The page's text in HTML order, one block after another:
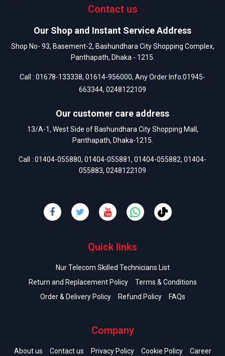
Contact us
Our Shop and Instant Service Address
Shop No- 93, Basement-2, Bashundhara City Shopping Complex,
Panthapath, Dhaka - 1215.
Call : 01678-133338, 01614-956000, Any Order Info:01945-
663344, 0248122109
Our customer care address
13/A-1, West Side of Bashundhara City Shopping Mall,
Panthapath, Dhaka-1215.
Call : 01404-055880, 01404-055881, 01404-055882, 01404-
055883, 0248122109
Quick links
Nur Telecom Skilled Technicians List
Return and Replacement Policy
Terms & Conditions
Order & Delivery Policy
Refund Policy FAQs
Company
About us Contact us Privacy Policy Cookie Policy Career